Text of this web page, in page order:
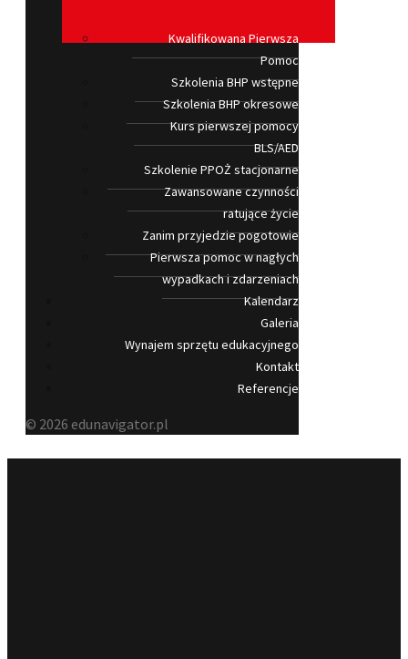
Kwalifikowana Pierwsza
Pomoc
Szkolenia BHP wstępne
Szkolenia BHP okresowe
Kurs pierwszej pomocy
BLS/AED
Szkolenie PPOŻ stacjonarne
Zawansowane czynności
ratujące życie
Zanim przyjedzie pogotowie
Pierwsza pomoc w nagłych
wypadkach i zdarzeniach
Kalendarz
Galeria
Wynajem sprzętu edukacyjnego
Kontakt
Referencje
© 2026 edunavigator.pl